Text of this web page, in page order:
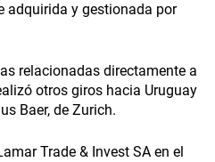
adquirida y gestionada por
relacionadas directamente a
otros giros hacia Uruguay
Baer, de Zurich.
Trade & Invest SA en el